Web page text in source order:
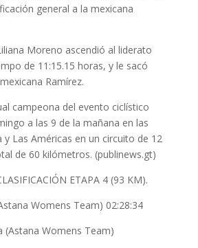
general a la mexicana
Moreno ascendió al liderato
de 11:15.15 horas, y le sacó
Ramírez.
campeona del evento ciclístico
a las 9 de la mañana en las
y Las Américas en un circuito de 12
de 60 kilómetros. (publinews.gt)
ETAPA 4 (93 KM).
Womens Team) 02:28:34
(Astana Womens Team)